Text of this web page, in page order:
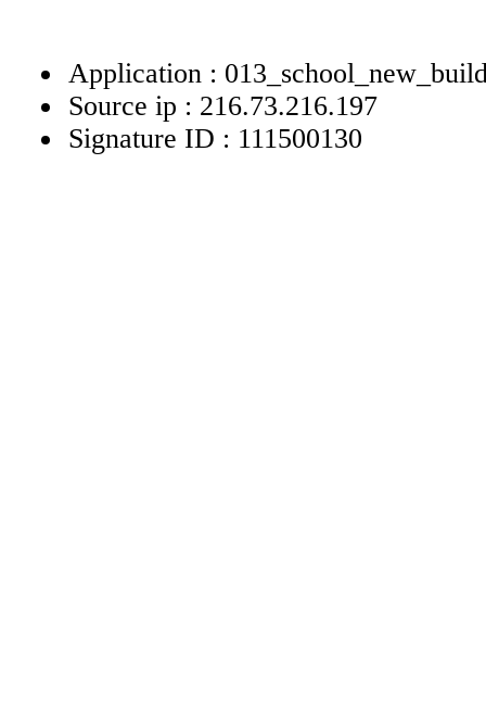
Application :
Source ip : 216.73.216.197
Signature ID : 111500130